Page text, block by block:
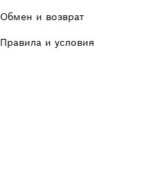
Обмен и возврат
Правила и условия